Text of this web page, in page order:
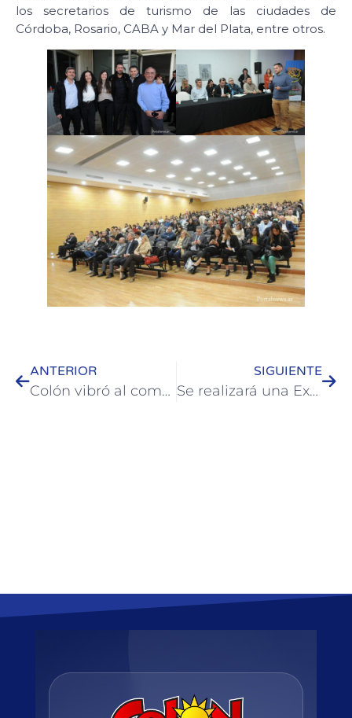
los secretarios de turismo de las ciudades de
Córdoba, Rosario, CABA y Mar del Plata, entre otros.
ANTERIOR
Colón vibró al compás de una noche repleta de ritmos
SIGUIENTE
Se realizará una Exposición Multifierros en Colón con un fin solidario